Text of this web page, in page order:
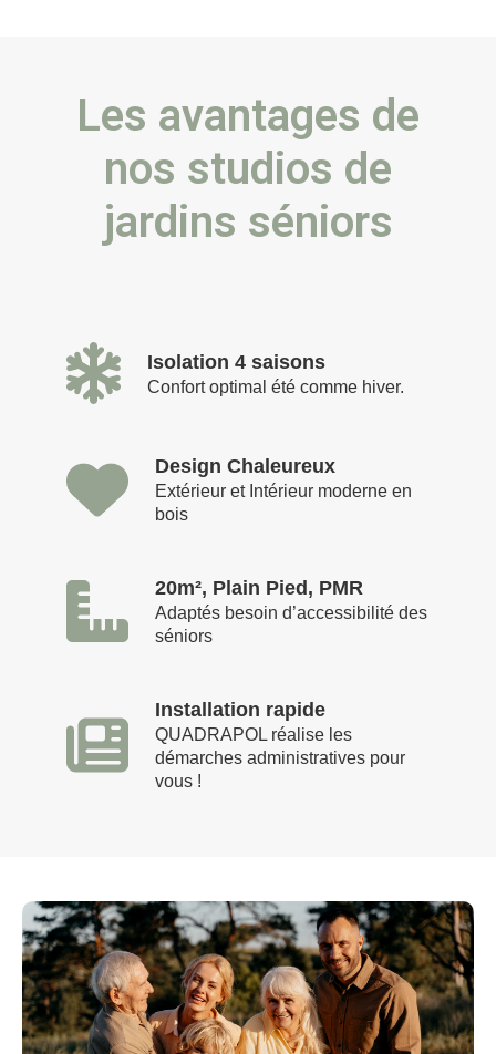
Les avantages de
nos studios de
jardins séniors
Isolation 4 saisons
Confort optimal été comme hiver.
Design Chaleureux
Extérieur et Intérieur moderne en
bois
20m², Plain Pied, PMR
Adaptés besoin d’accessibilité des
séniors
Installation rapide
QUADRAPOL réalise les
démarches administratives pour
vous !